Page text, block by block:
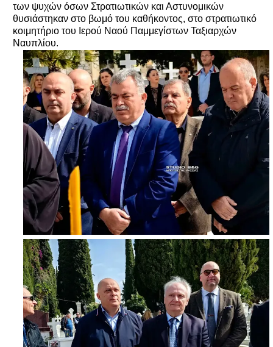
των ψυχών όσων Στρατιωτικών και Αστυνομικών
θυσιάστηκαν στο βωμό του καθήκοντος, στο στρατιωτικό
κοιμητήριο του Ιερού Ναού Παμμεγίστων Ταξιαρχών
Ναυπλίου.